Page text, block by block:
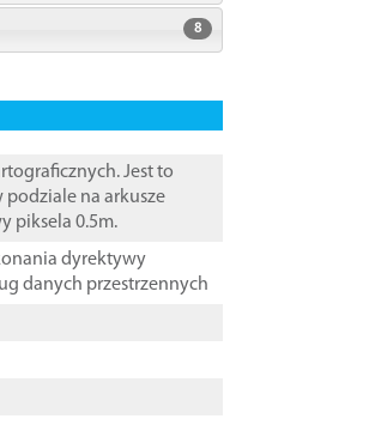
8
Jest to
podziale na arkusze
piksela 0.5m.
dyrektywy
danych przestrzennych